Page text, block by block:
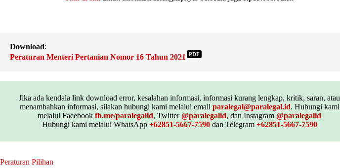
Download:
Peraturan Menteri Pertanian Nomor 16 Tahun 2021
PDF
Jika ada kendala link download error, kesalahan informasi, informasi kurang lengkap, kritik, saran, atau
menambahkan informasi, silakan hubungi kami melalui email paralegal@paralegal.id. Hubungi kami
melalui Facebook fb.me/paralegalid, Twitter@paralegalid, dan Instagram @paralegalid
Hubungi kami melalui WhatsApp +62851-5667-7590dan Telegram +62851-5667-7590
Peraturan Pilihan